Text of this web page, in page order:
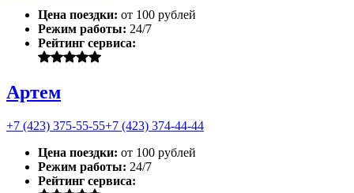
Цена поездки: от 100 рублей
Режим работы: 24/7
Рейтинг сервиса:
Артем
+7 (423) 375-55-55+7 (423) 374-44-44
Цена поездки: от 100 рублей
Режим работы: 24/7
Рейтинг сервиса: